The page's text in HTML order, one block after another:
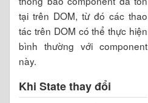
tại trên DOM, từ đó các thao
tác trên DOM có thể thực hiện
bình thường với component
này.
Khi State thay đổi